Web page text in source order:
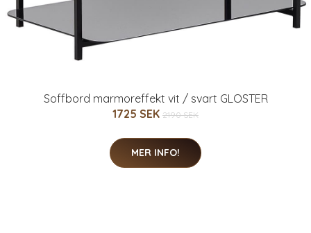
Soffbord marmoreffekt vit / svart GLOSTER
1725 SEK 2190 SEK
MER INFO!